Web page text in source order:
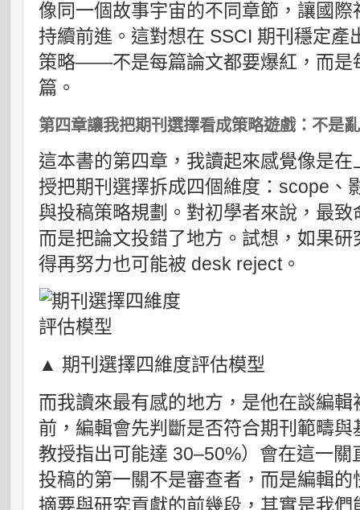
像同一個故事宇宙的不同章節，讓國
持續前進。這對想在 SSCI 期刊穩定產
策略——不是每篇論文都要爆紅，而是
篇。
第四章讓我把期刊選擇看成策略遊戲：不是
這本書的第四章，我讀起來感覺像是
授把期刊選擇拆成四個維度：scope、
與投稿策略規劃。對初學者來說，最
而是把論文投錯了地方。試想，如果
得再努力也可能被 desk reject。
▲ 期刊選擇四維度評估模型
而我讀來最有感的地方，是他在談編
前，編輯會先判斷是否符合期刊範疇
教授指出可能達 30–50%）會在這一
投稿的第一關不是審查者，而是編輯
摘要與研究貢獻的前幾段，其實是我